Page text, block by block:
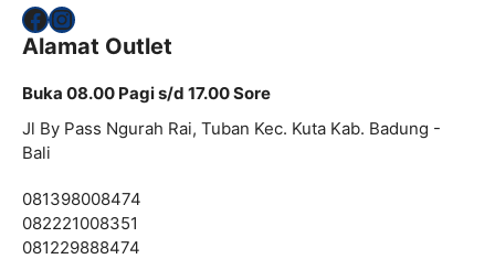
Facebook
Instagram
Alamat Outlet
Buka 08.00 Pagi s/d 17.00 Sore
Jl By Pass Ngurah Rai, Tuban Kec. Kuta Kab. Badung -
Bali
081398008474
082221008351
081229888474